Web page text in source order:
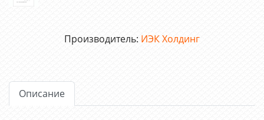
Производитель: ИЭК Холдинг
Описание